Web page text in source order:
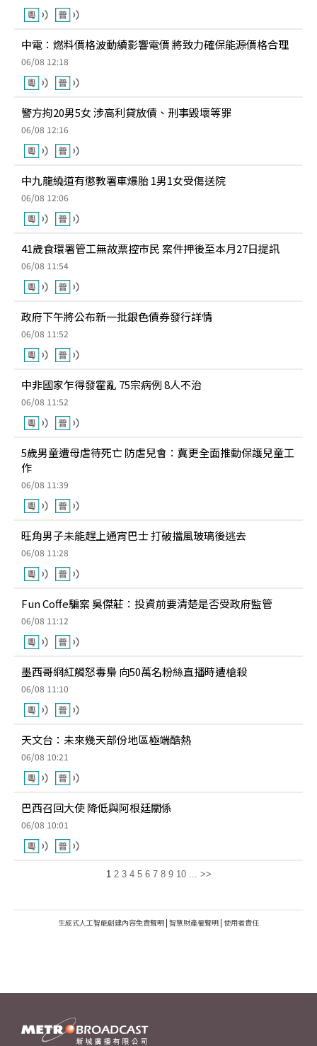
中電：燃料價格波動續影響電價 將致力確保能源價格合理
06/08 12:18
警方拘20男5女 涉高利貸放債、刑事毁壞等罪
06/08 12:16
中九龍繞道有懲教署車爆胎 1男1女受傷送院
06/08 12:06
41歲食環署管工無故票控市民 案件押後至本月27日提訊
06/08 11:54
政府下午將公布新一批銀色債券發行詳情
06/08 11:52
中非國家乍得發霍亂 75宗病例 8人不治
06/08 11:52
5歲男童遭母虐待死亡 防虐兒會：冀更全面推動保護兒童工
作
06/08 11:39
旺角男子未能趕上通宵巴士 打破擋風玻璃後逃去
06/08 11:28
Fun Coffe騙案 吳傑莊：投資前要清楚是否受政府監管
06/08 11:12
墨西哥網紅觸怒毒梟 向50萬名粉絲直播時遭槍殺
06/08 11:10
天文台：未來幾天部份地區極端酷熱
06/08 10:21
巴西召回大使 降低與阿根廷關係
06/08 10:01
1 2 3 4 5 6 7 8 9 10 ... >>
生成式人工智能創建內容免責聲明 | 智慧財產權聲明 | 使用者責任